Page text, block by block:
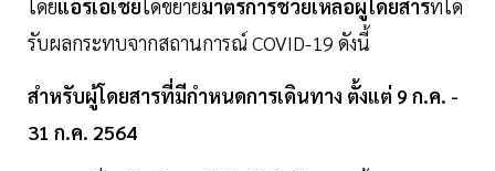
โดยแอร์เอเชีย ได้ขยายมาตรการช่วยเหลือผู้โดยสารที่ได้
รับผลกระทบจากสถานการณ์ COVID-19 ดังนี้
สำหรับผู้โดยสารที่มีกำหนดการเดินทาง ตั้งแต่ 9 ก.ค. -
31 ก.ค. 2564